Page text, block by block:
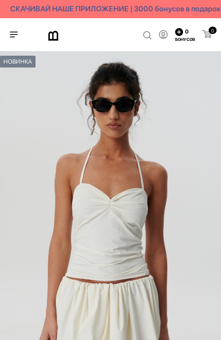
СКАЧИВАЙ НАШЕ ПРИЛОЖЕНИЕ | 3000 бонусов в подарок
0
0
БОНУСОВ
НОВИНКА